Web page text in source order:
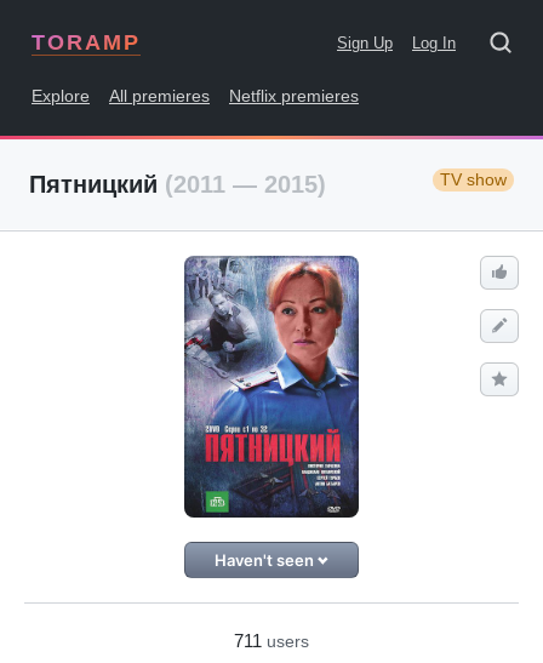
TORAMP Sign Up Log In
Explore All premieres Netflix premieres
Пятницкий (2011 — 2015) TV show
Haven't seen
711 users